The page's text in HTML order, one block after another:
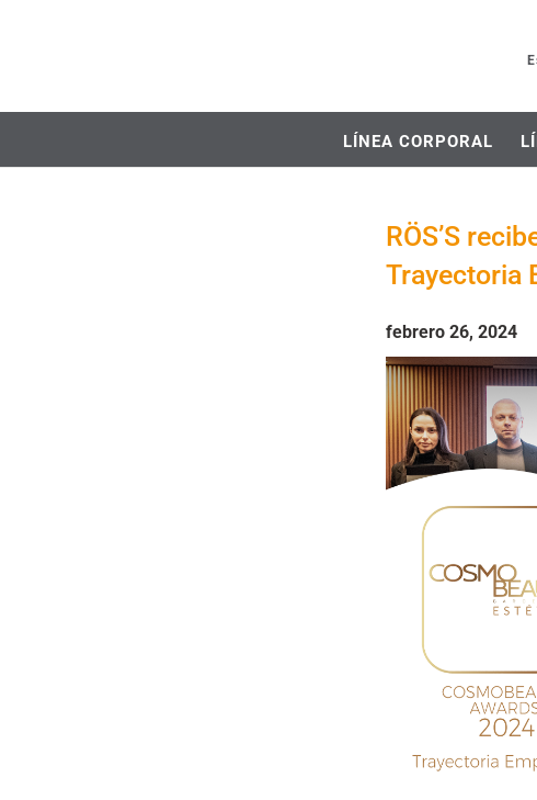
LÍNEA CORPORAL
RÖS’S
Trayectoria
febrero 26, 2024